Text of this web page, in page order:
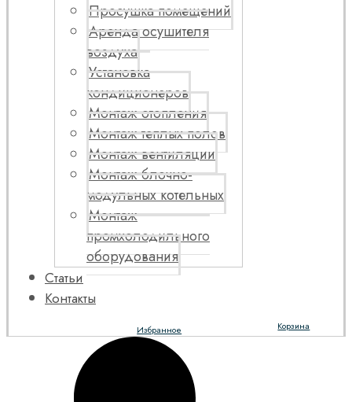
Просушка помещений
Аренда осушителя
воздуха
Установка
кондиционеров
Монтаж отопления
Монтаж теплых полов
Монтаж вентиляции
Монтаж блочно-
модульных котельных
Монтаж
промхолодильного
оборудования
Статьи
Контакты
Корзина
Избранное